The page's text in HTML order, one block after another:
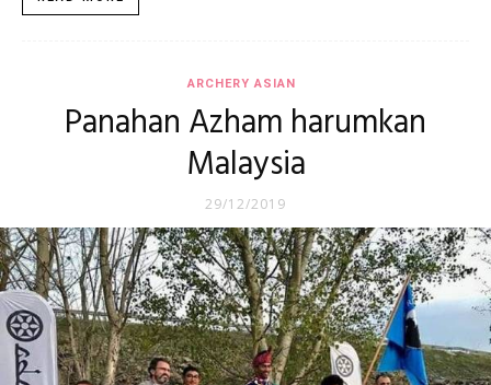
ARCHERY ASIAN
Panahan Azham harumkan
Malaysia
29/12/2019